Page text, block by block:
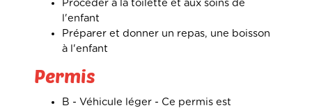
Procéder à la toilette et aux soins de
l'enfant
Préparer et donner un repas, une boisson
à l'enfant
Permis
B - Véhicule léger - Ce permis est